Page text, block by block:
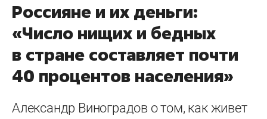
Россияне и их деньги:
«Число нищих и бедных
в стране составляет почти
40 процентов населения»
Александр Виноградов о том, как живет